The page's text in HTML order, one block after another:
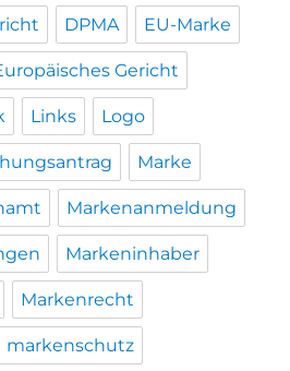
DPMA EU-Marke
Gericht
Links Logo
Marke
Markenanmeldung
Markeninhaber
Markenrecht
markenschutz